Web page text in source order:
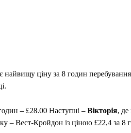
найвищу ціну за 8 годин перебування
– £28.00 Наступні – Вікторія, де
– Вест-Кройдон із ціною £22,4 за 8